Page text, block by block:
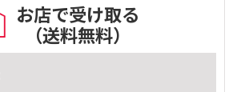
お店で受け取る
（送料無料）